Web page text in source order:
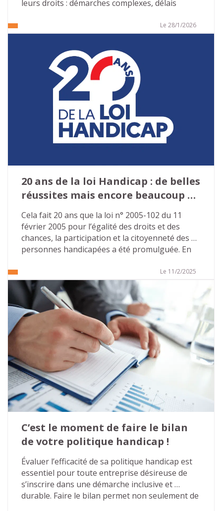
leurs droits : démarches complexes, délais
droits. Face à ce constat largement partagé, le
Tour de France des solutions a été lancé en
2025 par le ministère chargé de l’Autonomie et
du Handicap afin de repenser en profondeur le
fonctionnement des Maisons départementales
des personnes handicapées (MDPH).
Le 28/1/2026
20 ans de la loi Handicap : de belles
réussites mais encore beaucoup à
faire…
Cela fait 20 ans que la loi n° 2005-102 du 11
février 2005 pour l’égalité des droits et des
chances, la participation et la citoyenneté des
personnes handicapées a été promulguée. En
et apportait de nombreuses évolutions dans la
prise en compte du handicap et la recherche
d’une société inclusive. Cette volonté était
confortée, en 2010, par la ratification de la
convention relative aux droits des personnes
handicapées, par la France, qui réaffirme les
droits humains issus des textes de la
Déclaration universelle des droits de l’homme et
interdit les discriminations fondées sur le
handicap.
Le 11/2/2025
C’est le moment de faire le bilan
de votre politique handicap !
Évaluer l’efficacité de sa politique handicap est
essentiel pour toute entreprise désireuse de
s’inscrire dans une démarche inclusive et
durable. Faire le bilan permet non seulement de